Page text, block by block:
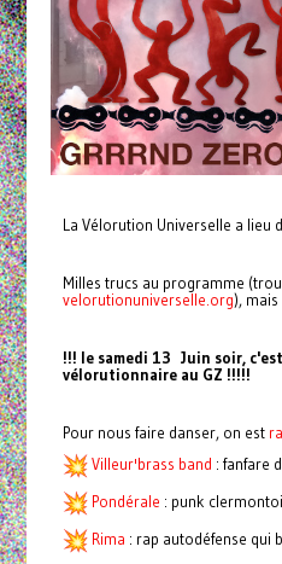
La Vélorution Universelle a lieu
Milles trucs au programme
velorutionuniverselle.org), mais
!!! le samedi 13 Juin soir,
vélorutionnaire au GZ !!!!!
Pour nous faire danser, on est
Villeur'brass band : fanfare
Pondérale : punk
Rima : rap autodéfense qui